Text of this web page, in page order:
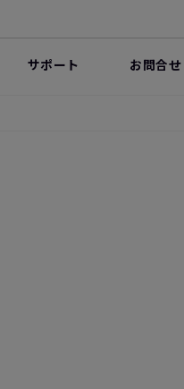
サポート お問合せ